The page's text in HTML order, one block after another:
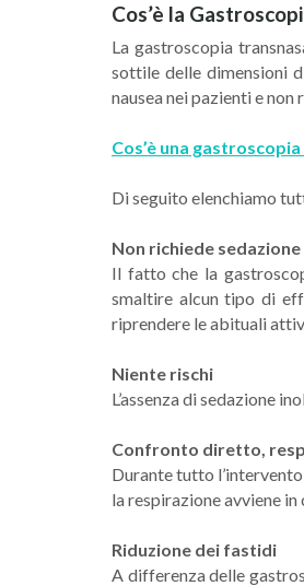
Cos’è la
La gastroscopia
sottile delle dimensioni
nausea nei pazienti e non
Cos’è una
Di seguito elenchiamo
Non richiede sedazione
Il fatto che la
smaltire alcun tipo di
riprendere le abituali
Niente rischi
L’assenza di sedazione
Confronto diretto,
Durante tutto
la respirazione avviene
Riduzione dei fastidi
A differenza delle